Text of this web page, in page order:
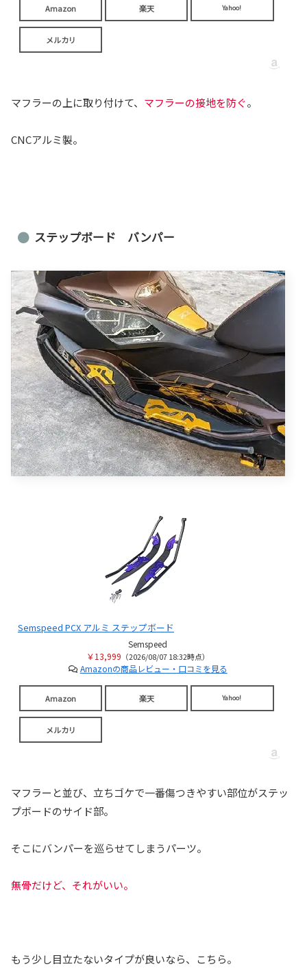
Amazon 楽天 Yahoo!
メルカリ
マフラーの上に取り付けて、 マフラーの接地を防ぐ。
CNCアルミ製。
ステップボード バンパー
Semspeed PCX アルミ ステップボード
Semspeed
￥13,999 （2026/08/07 18:32時点）
Amazonの商品レビュー・口コミを見る
Amazon 楽天 Yahoo!
メルカリ
マフラーと並び、立ちゴケで一番傷つきやすい部位がステッ
プボードのサイド部。
そこにバンパーを巡らせてしまうパーツ。
無骨だけど、それがいい。
もう少し目立たないタイプが良いなら、こちら。